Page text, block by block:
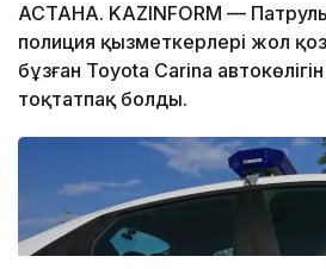
АСТАНА. KAZINFORM —
полиция қызметкерлері жол
бұзған Toyota Carina
тоқтатпақ болды.